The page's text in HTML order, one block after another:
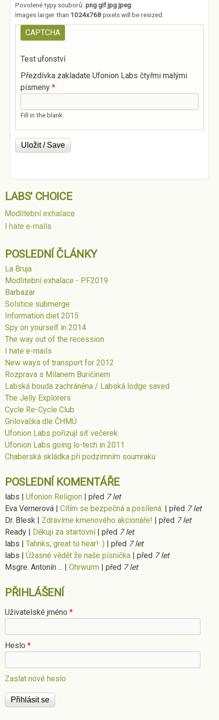
Povolené typy souborů: png gif jpg jpeg
Images larger than 1024x768pixels will be resized.
CAPTCHA
Test ufonství
Přezdívka zakladate Ufonion Labs čtyřmi malými
písmeny *
Fill in the blank.
LABS' CHOICE
Modlitební exhalace
I hate e-mails
POSLEDNÍ ČLÁNKY
La Bruja
Modlitební exhalace - PF2019
Barbazar
Solstice submerge
Information diet 2015
Spy on yourself in 2014
The way out of the recession
I hate e-mails
New ways of transport for 2012
Rozprava s Milanem Buričinem
Labská bouda zachráněna / Labská lodge saved
The Jelly Explorers
Cycle Re-Cycle Club
Grilovačka dle ČHMÚ
Ufonion Labs pořizují síť večerek
Ufonion Labs going lo-tech in 2011
Chaberská skládka při podzimním soumraku
POSLEDNÍ KOMENTÁŘE
labs | Ufonion Religion | před 7 let
Eva Vernerová | Cítím se bezpečná a posílená. | před 7 let
Dr. Blesk | Zdravíme kmenového akcionáře! | před 7 let
Ready | Děkuji za startovní | před 7 let
labs | Tahnks, great to hear! :) | před 7 let
labs | Úžasné vědět že naše písnička | před 7 let
Msgre. Antonín ... | Ohrwurm | před 7 let
PŘIHLÁŠENÍ
Uživatelské jméno *
Heslo *
Zaslat nové heslo